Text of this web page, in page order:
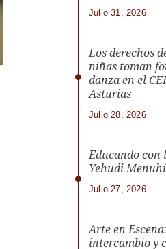
Julio 31, 2026
Los derechos
niñas toman
danza en el
Asturias
Julio 28, 2026
Educando con
Yehudi
Julio 27, 2026
Arte en
intercambio y